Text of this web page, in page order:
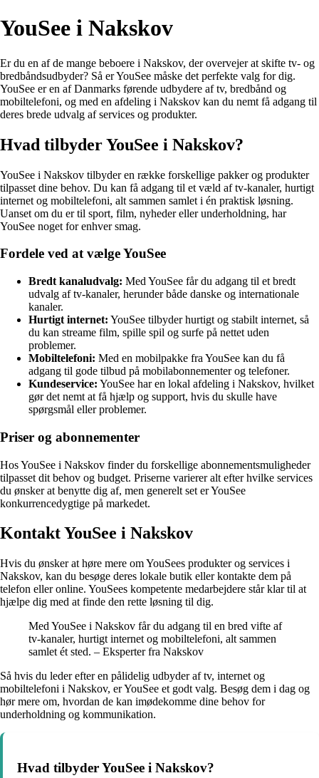
YouSee i Nakskov
Er du en af de mange beboere i Nakskov, der overvejer at skifte tv- og
bredbåndsudbyder? Så er YouSee måske det perfekte valg for dig.
YouSee er en af Danmarks førende udbydere af tv, bredbånd og
mobiltelefoni, og med en afdeling i Nakskov kan du nemt få adgang til
deres brede udvalg af services og produkter.
Hvad tilbyder YouSee i Nakskov?
YouSee i Nakskov tilbyder en række forskellige pakker og produkter
tilpasset dine behov. Du kan få adgang til et væld af tv-kanaler, hurtigt
internet og mobiltelefoni, alt sammen samlet i én praktisk løsning.
Uanset om du er til sport, film, nyheder eller underholdning, har
YouSee noget for enhver smag.
Fordele ved at vælge YouSee
Bredt kanaludvalg: Med YouSee får du adgang til et bredt
udvalg af tv-kanaler, herunder både danske og internationale
kanaler.
Hurtigt internet: YouSee tilbyder hurtigt og stabilt internet, så
du kan streame film, spille spil og surfe på nettet uden
problemer.
Mobiltelefoni: Med en mobilpakke fra YouSee kan du få
adgang til gode tilbud på mobilabonnementer og telefoner.
Kundeservice: YouSee har en lokal afdeling i Nakskov, hvilket
gør det nemt at få hjælp og support, hvis du skulle have
spørgsmål eller problemer.
Priser og abonnementer
Hos YouSee i Nakskov finder du forskellige abonnementsmuligheder
tilpasset dit behov og budget. Priserne varierer alt efter hvilke services
du ønsker at benytte dig af, men generelt set er YouSee
konkurrencedygtige på markedet.
Kontakt YouSee i Nakskov
Hvis du ønsker at høre mere om YouSees produkter og services i
Nakskov, kan du besøge deres lokale butik eller kontakte dem på
telefon eller online. YouSees kompetente medarbejdere står klar til at
hjælpe dig med at finde den rette løsning til dig.
Med YouSee i Nakskov får du adgang til en bred vifte af
tv-kanaler, hurtigt internet og mobiltelefoni, alt sammen
samlet ét sted. – Eksperter fra Nakskov
Så hvis du leder efter en pålidelig udbyder af tv, internet og
mobiltelefoni i Nakskov, er YouSee et godt valg. Besøg dem i dag og
hør mere om, hvordan de kan imødekomme dine behov for
underholdning og kommunikation.
Hvad tilbyder YouSee i Nakskov?